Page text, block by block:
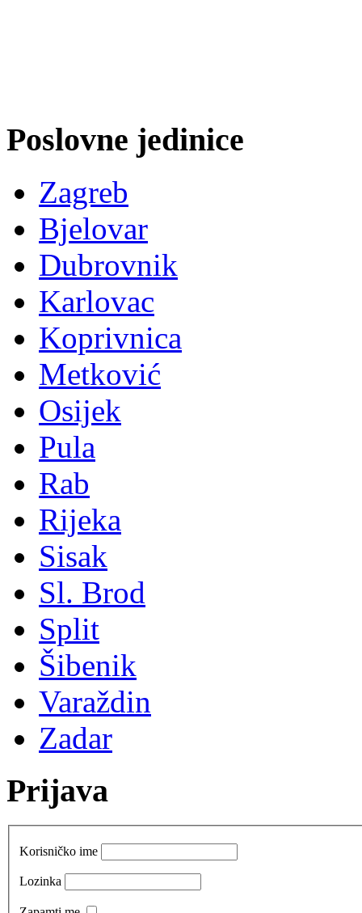
Poslovne jedinice
Zagreb
Bjelovar
Dubrovnik
Karlovac
Koprivnica
Metković
Osijek
Pula
Rab
Rijeka
Sisak
Sl. Brod
Split
Šibenik
Varaždin
Zadar
Prijava
Korisničko ime
Lozinka